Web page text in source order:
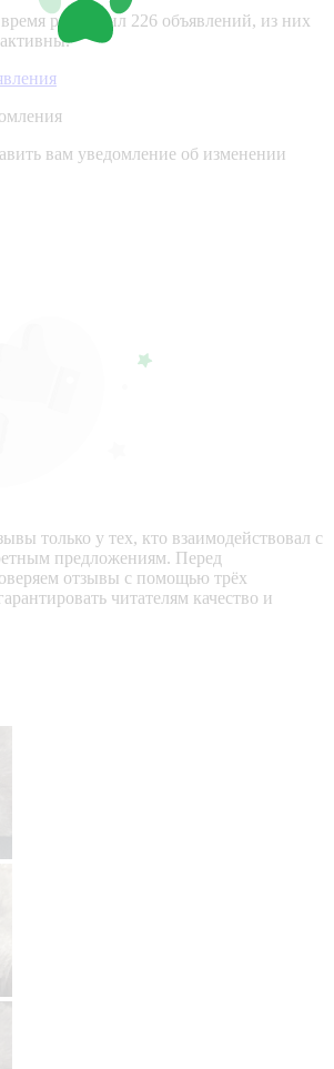
время разместил 226 объявлений, из них
вам уведомление об изменении
только у тех, кто взаимодействовал с
предложениям. Перед
отзывы с помощью трёх
читателям качество и